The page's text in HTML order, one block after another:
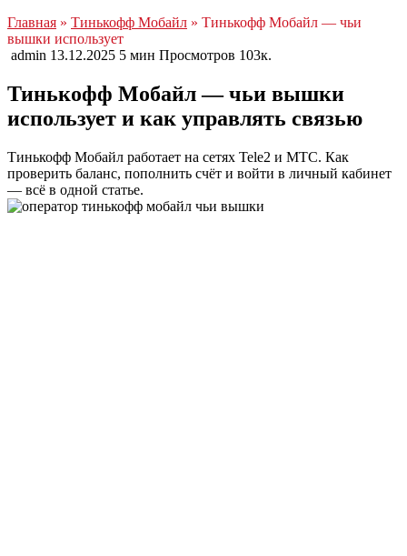
Главная » Тинькофф Мобайл » Тинькофф Мобайл — чьи
вышки использует
admin 13.12.2025 5 мин Просмотров 103к.
Тинькофф Мобайл — чьи вышки
использует и как управлять связью
Тинькофф Мобайл работает на сетях Tele2 и МТС. Как
проверить баланс, пополнить счёт и войти в личный кабинет
— всё в одной статье.